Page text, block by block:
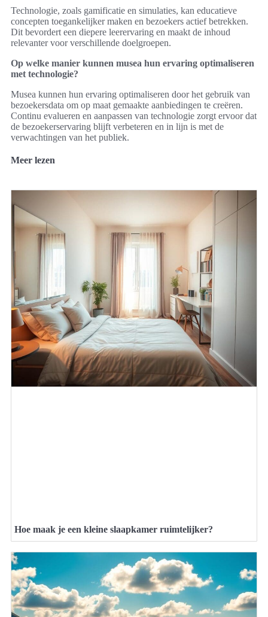
Technologie, zoals gamificatie en simulaties, kan educatieve
concepten toegankelijker maken en bezoekers actief betrekken.
Dit bevordert een diepere leerervaring en maakt de inhoud
relevanter voor verschillende doelgroepen.
Op welke manier kunnen musea hun ervaring optimaliseren
met technologie?
Musea kunnen hun ervaring optimaliseren door het gebruik van
bezoekersdata om op maat gemaakte aanbiedingen te creëren.
Continu evalueren en aanpassen van technologie zorgt ervoor dat
de bezoekerservaring blijft verbeteren en in lijn is met de
verwachtingen van het publiek.
Meer lezen
Hoe maak je een kleine slaapkamer ruimtelijker?